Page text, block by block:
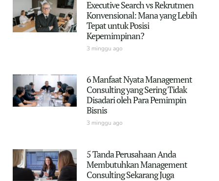
Executive Search vs Rekrutmen
Konvensional: Mana yang Lebih
Tepat untuk Posisi
Kepemimpinan?
3 minggu ago
6 Manfaat Nyata Management
Consulting yang Sering Tidak
Disadari oleh Para Pemimpin
Bisnis
3 minggu ago
5 Tanda Perusahaan Anda
Membutuhkan Management
Consulting Sekarang Juga